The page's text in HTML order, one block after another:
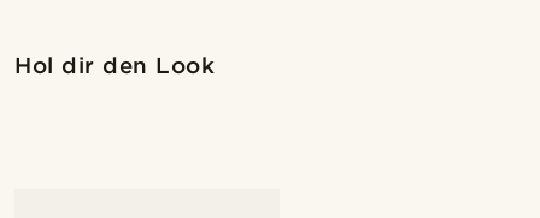
Hol dir den Look